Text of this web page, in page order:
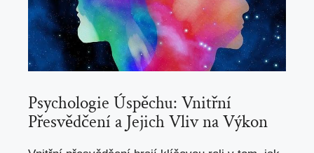
Psychologie Úspěchu: Vnitřní
Přesvědčení a Jejich Vliv na Výkon